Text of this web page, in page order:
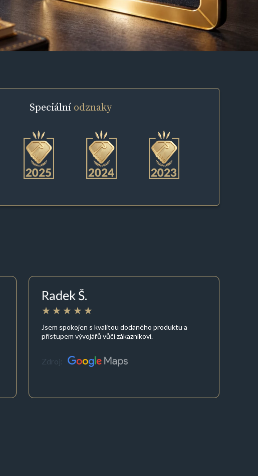
Speciální odznaky
Radek Š.
Jsem spokojen s kvalitou dodaného produktu a
přístupem vývojářů vůči zákazníkovi.
Zdroj: